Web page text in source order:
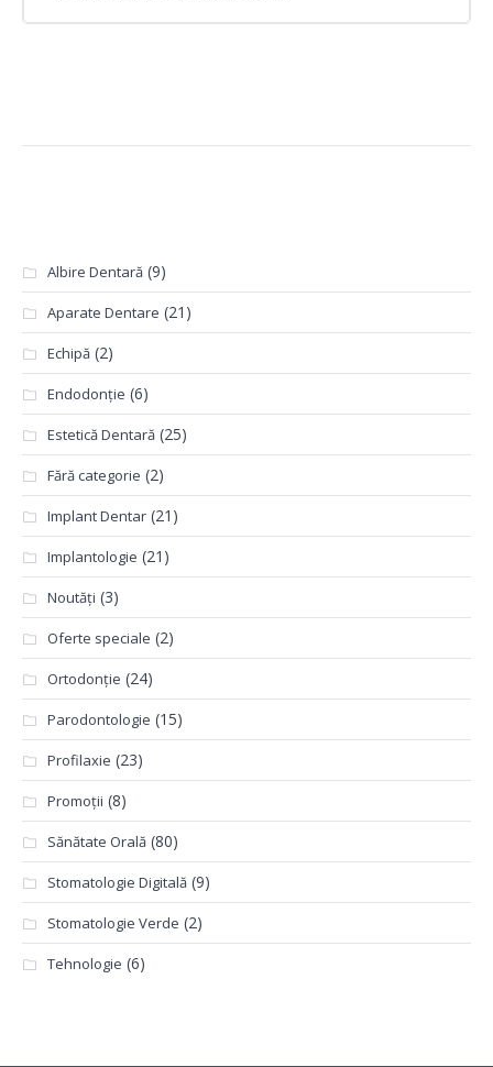
Albire Dentară (9)
Aparate Dentare (21)
Echipă (2)
Endodonție (6)
Estetică Dentară (25)
Fără categorie (2)
Implant Dentar (21)
Implantologie (21)
Noutăți (3)
Oferte speciale (2)
Ortodonție (24)
Parodontologie (15)
Profilaxie (23)
Promoții (8)
Sănătate Orală (80)
Stomatologie Digitală (9)
Stomatologie Verde (2)
Tehnologie (6)